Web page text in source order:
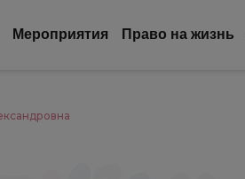
Mероприятия Право на жизнь